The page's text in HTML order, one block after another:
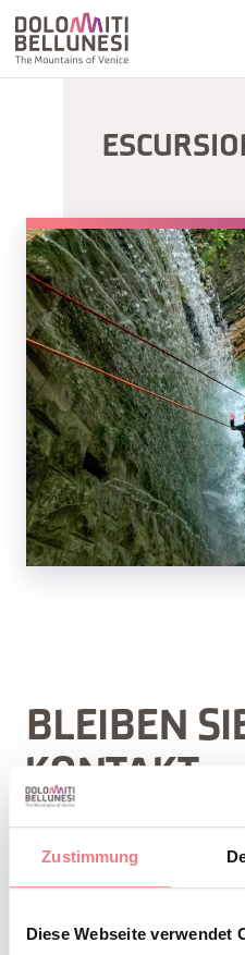
Zustimmung
Diese Webseite verwendet
BLEIBEN
KONTAKT
Abonnieren Sie den
Dolomiten!
Reiserouten, Ideen und